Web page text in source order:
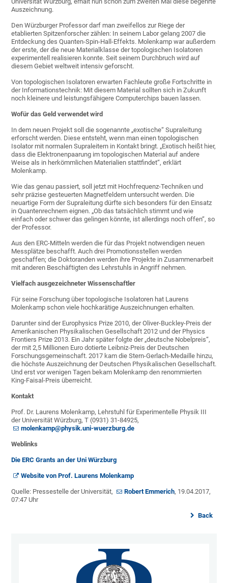
Auszeichnung.
Den Würzburger Professor darf man zweifellos zur Riege der
etablierten Spitzenforscher zählen: In seinem Labor gelang 2007 die
Entdeckung des Quanten-Spin-Hall-Effekts. Molenkamp war außerdem
der erste, der die neue Materialklasse der topologischen Isolatoren
experimentell realisieren konnte. Seit seinem Durchbruch wird auf
diesem Gebiet weltweit intensiv geforscht.
Von topologischen Isolatoren erwarten Fachleute große Fortschritte in
der Informationstechnik: Mit diesem Material sollten sich in Zukunft
noch kleinere und leistungsfähigere Computerchips bauen lassen.
Wofür das Geld verwendet wird
In dem neuen Projekt soll die sogenannte „exotische“ Supraleitung
erforscht werden. Diese entsteht, wenn man einen topologischen
Isolator mit normalen Supraleitern in Kontakt bringt. „Exotisch heißt hier,
dass die Elektronenpaarung im topologischen Material auf andere
Weise als in herkömmlichen Materialien stattfindet“, erklärt
Molenkamp.
Wie das genau passiert, soll jetzt mit Hochfrequenz-Techniken und
sehr präzise gesteuerten Magnetfeldern untersucht werden. Die
neuartige Form der Supraleitung dürfte sich besonders für den Einsatz
in Quantenrechnern eignen. „Ob das tatsächlich stimmt und wie
einfach oder schwer das gelingen könnte, ist allerdings noch offen“, so
der Professor.
Aus den ERC-Mitteln werden die für das Projekt notwendigen neuen
Messplätze beschafft. Auch drei Promotionsstellen werden
geschaffen; die Doktoranden werden ihre Projekte in Zusammenarbeit
mit anderen Beschäftigten des Lehrstuhls in Angriff nehmen.
Vielfach ausgezeichneter Wissenschaftler
Für seine Forschung über topologische Isolatoren hat Laurens
Molenkamp schon viele hochkarätige Auszeichnungen erhalten.
Darunter sind der Europhysics Prize 2010, der Oliver-Buckley-Preis der
Amerikanischen Physikalischen Gesellschaft 2012 und der Physics
Frontiers Prize 2013. Ein Jahr später folgte der „deutsche Nobelpreis“,
der mit 2,5 Millionen Euro dotierte Leibniz-Preis der Deutschen
Forschungsgemeinschaft. 2017 kam die Stern-Gerlach-Medaille hinzu,
die höchste Auszeichnung der Deutschen Physikalischen Gesellschaft.
Und erst vor wenigen Tagen bekam Molenkamp den renommierten
King-Faisal-Preis überreicht.
Kontakt
Prof. Dr. Laurens Molenkamp, Lehrstuhl für Experimentelle Physik III
der Universität Würzburg, T (0931) 31-84925,
molenkamp@physik.uni-wuerzburg.de
Weblinks
Die ERC Grants an der Uni Würzburg
Website von Prof. Laurens Molenkamp
Quelle: Pressestelle der Universität, Robert Emmerich, 19.04.2017,
07:47 Uhr
Back